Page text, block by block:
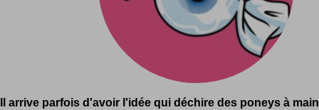
Il arrive parfois d'avoir l'idée qui déchire des poneys à